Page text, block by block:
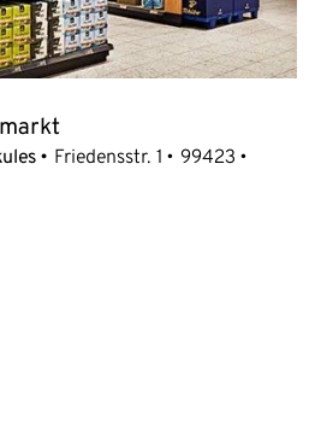
Friedensstr. 1
99423